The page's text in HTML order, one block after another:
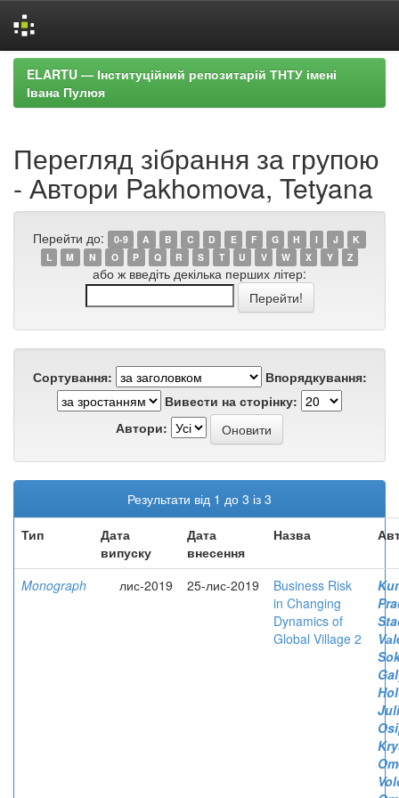
Skip
navigation
ELARTU — Інституційний репозитарій ТНТУ імені
Івана Пулюя
Перегляд зібрання за групою
- Автори Pakhomova, Tetyana
Перейти до: 0-9 A B C D E F G H I J
K
L
M N O P Q R S T U V W X Y Z
або ж введіть декілька перших літер:
Сортування:
Впорядкування:
Вивести на сторінку:
Автори:
Результати від 1 до 3 із 3
Тип
Дата
випуску
Дата
внесення
Назва
Monograph лис-2019 25-лис-2019
Business Risk
in Changing
Dynamics of
Global Village 2